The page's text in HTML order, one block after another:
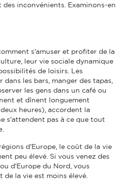
des inconvénients. Examinons-en
s'amuser et profiter de la
leur vie sociale dynamique
de loisirs. Les
les bars, manger des tapas,
les gens dans un café ou
et dînent longuement
heures), accordent la
s'attendent pas à ce que tout
d'Europe, le coût de la vie
peu élevé. Si vous venez des
d'Europe du Nord, vous
la vie est moins élevé.